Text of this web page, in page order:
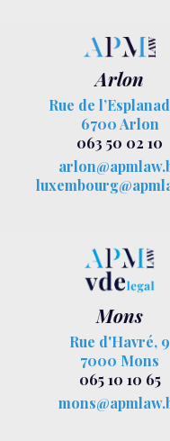
Arlon
Rue de
6700 Arlon
063 50 02 10
Mons
Rue d'Havré, 9
7000 Mons
065 10 10 65